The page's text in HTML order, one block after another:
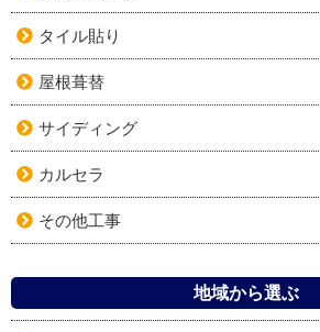
タイル貼り
屋根葺替
サイディング
カルセラ
その他工事
地域から選ぶ